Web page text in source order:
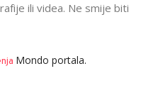
ili videa. Ne smije biti
Mondo portala.